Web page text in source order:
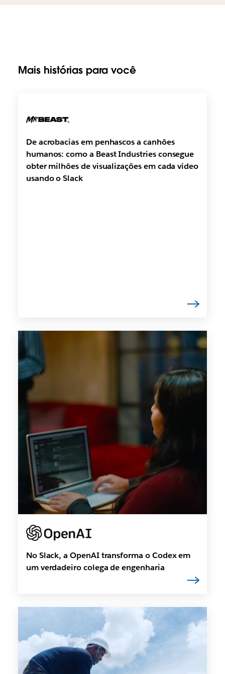
Mais histórias para você
De acrobacias em penhascos a canhões
humanos: como a Beast Industries consegue
obter milhões de visualizações em cada vídeo
usando o Slack
No Slack, a OpenAI transforma o Codex em
um verdadeiro colega de engenharia